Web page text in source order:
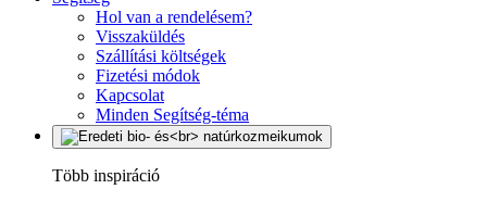
Hol van a rendelésem?
Visszaküldés
Szállítási költségek
Fizetési módok
Kapcsolat
Minden Segítség-téma
Több inspiráció